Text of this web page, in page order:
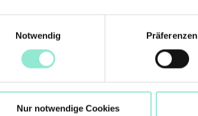
Notwendig
Präferenzen
Nur notwendige Cookies
excellence 2026